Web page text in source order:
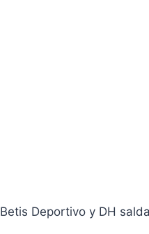
Betis Deportivo y DH